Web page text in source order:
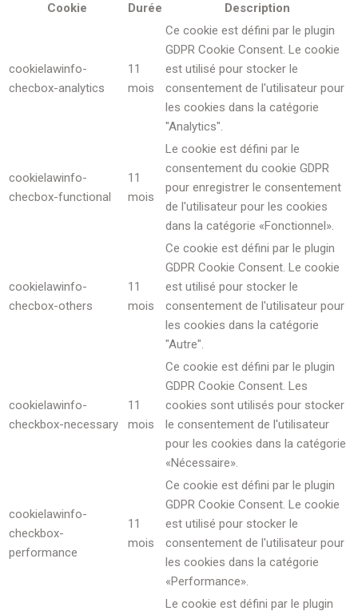
Cookie
Durée Description
cookielawinfo-
checbox-analytics
11
mois
Ce cookie est défini par le plugin
GDPR Cookie Consent. Le cookie
est utilisé pour stocker le
consentement de l'utilisateur pour
les cookies dans la catégorie
"Analytics".
cookielawinfo-
checbox-functional
11
mois
Le cookie est défini par le
consentement du cookie GDPR
pour enregistrer le consentement
de l'utilisateur pour les cookies
dans la catégorie «Fonctionnel».
cookielawinfo-
checbox-others
11
mois
Ce cookie est défini par le plugin
GDPR Cookie Consent. Le cookie
est utilisé pour stocker le
consentement de l'utilisateur pour
les cookies dans la catégorie
"Autre".
cookielawinfo-
checkbox-necessary
11
mois
Ce cookie est défini par le plugin
GDPR Cookie Consent. Les
cookies sont utilisés pour stocker
le consentement de l'utilisateur
pour les cookies dans la catégorie
«Nécessaire».
cookielawinfo-
checkbox-
performance
11
mois
Ce cookie est défini par le plugin
GDPR Cookie Consent. Le cookie
est utilisé pour stocker le
consentement de l'utilisateur pour
les cookies dans la catégorie
«Performance».
Le cookie est défini par le plugin